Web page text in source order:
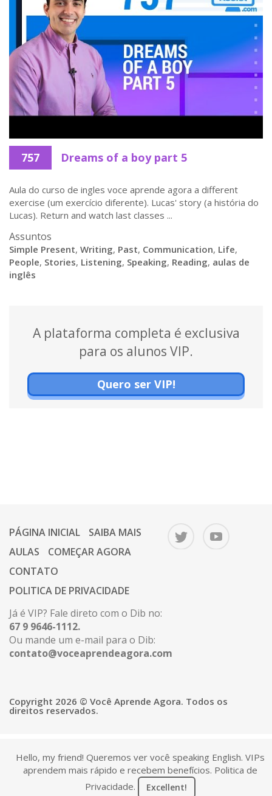
757 Dreams of a boy part 5
Aula do curso de ingles voce aprende agora a different
exercise (um exercício diferente). Lucas' story (a história do
Lucas). Return and watch last classes ...
Assuntos
Simple Present, Writing, Past, Communication, Life,
People, Stories, Listening, Speaking, Reading, aulas de
inglês
A plataforma completa é exclusiva
para os alunos VIP.
Quero ser VIP!
PÁGINA INICIAL
SAIBA MAIS
AULAS
COMEÇAR AGORA
CONTATO
POLITICA DE PRIVACIDADE
Já é VIP? Fale direto com o Dib no:
67 9 9646-1112.
Ou mande um e-mail para o Dib:
contato@voceaprendeagora.com
Copyright 2026 © Você Aprende Agora. Todos os
direitos reservados.
Hello, my friend! Queremos ver você speaking English. VIPs
aprendem mais rápido e recebem benefícios. Politica de
Privacidade. Excellent!